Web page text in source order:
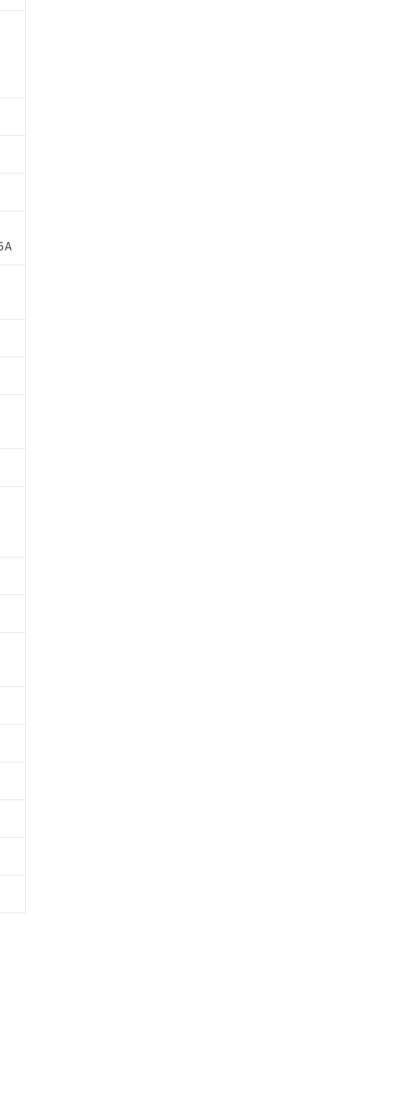
ることをご了承ください。
ータに基づき作成されるも
があることをご了承くださ
オムロン制御機器販売店・
開示しないようお願いしま
メンバーズにご登録され
社および当社の共同利用者
利用することをご了承くだ
品です。
のある商品です。
出す予定はありません。
認中の商品です。
どやむを得ず変更すること
） 1000ppm以下、フタル酸ジブチ
するものではありません。
間は出荷製品に未対応品が
限り、2022年1月12日よ
。
。
ルエーテル類) : 1000ppm、
響を及ぼさない年数を意
役務取引許可)を取得する
ないよう必要な手段を講じ
武器並びにこれらの製造装
ある場合は、取り引きをい